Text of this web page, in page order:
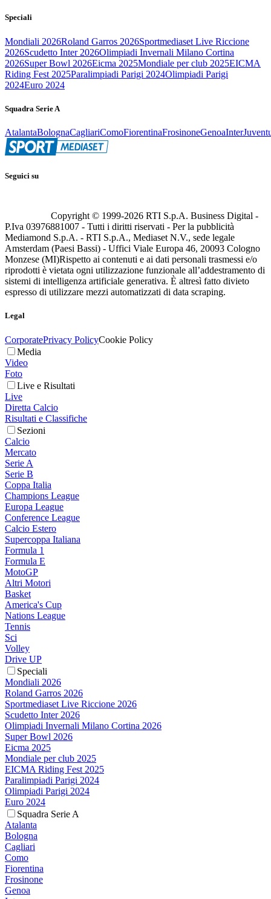
Speciali
Mondiali 2026Roland Garros 2026Sportmediaset Live Riccione
2026Scudetto Inter 2026Olimpiadi Invernali Milano Cortina
2026Super Bowl 2026Eicma 2025Mondiale per club 2025EICMA
Riding Fest 2025Paralimpiadi Parigi 2024Olimpiadi Parigi
2024Euro 2024
Squadra Serie A
AtalantaBolognaCagliariComoFiorentinaFrosinoneGenoaInter
Seguici su
Copyright © 1999-2026 RTI S.p.A. Business Digital -
P.Iva 03976881007 - Tutti i diritti riservati - Per la pubblicità
Mediamond S.p.A. - RTI S.p.A., Mediaset N.V., sede legale
Amsterdam (Paesi Bassi) - Uffici Viale Europa 46, 20093 Cologno
Monzese (MI)Rispetto ai contenuti e ai dati personali trasmessi e/o
riprodotti è vietata ogni utilizzazione funzionale all’addestramento di
sistemi di intelligenza artificiale generativa. È altresì fatto divieto
espresso di utilizzare mezzi automatizzati di data scraping.
Legal
CorporatePrivacy PolicyCookie Policy
Media
Video
Foto
Live e Risultati
Live
Diretta Calcio
Risultati e Classifiche
Sezioni
Calcio
Mercato
Serie A
Serie B
Coppa Italia
Champions League
Europa League
Conference League
Calcio Estero
Supercoppa Italiana
Formula 1
Formula E
MotoGP
Altri Motori
Basket
America's Cup
Nations League
Tennis
Sci
Volley
Drive UP
Speciali
Mondiali 2026
Roland Garros 2026
Sportmediaset Live Riccione 2026
Scudetto Inter 2026
Olimpiadi Invernali Milano Cortina 2026
Super Bowl 2026
Eicma 2025
Mondiale per club 2025
EICMA Riding Fest 2025
Paralimpiadi Parigi 2024
Olimpiadi Parigi 2024
Euro 2024
Squadra Serie A
Atalanta
Bologna
Cagliari
Como
Fiorentina
Frosinone
Genoa